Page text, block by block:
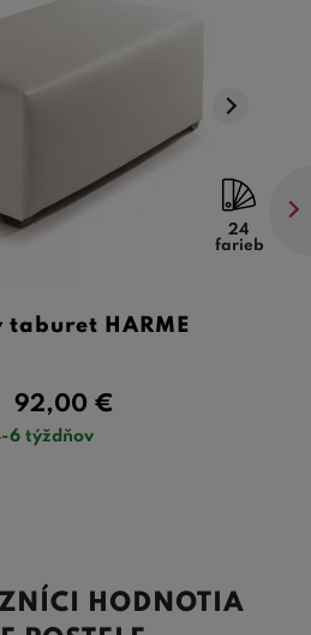
24
farieb
taburet HARME
92,00 €
6 týždňov
HODNOTIA